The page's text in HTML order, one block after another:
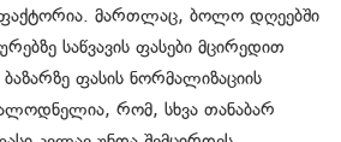
მართლაც, ბოლო დღეებში
საწვავის ფასები მცირედით
ფასის ნორმალიზაციის
რომ, სხვა თანაბარ